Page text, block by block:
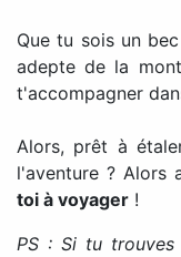
Que tu sois un
adepte de la
t'accompagner
Alors, prêt à
l'aventure ? Alors
toi à voyager !
PS : Si tu